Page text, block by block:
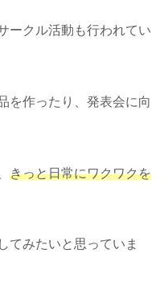
ークル活動も行われてい
を作ったり、発表会に向
きっと日常にワクワクを
てみたいと思っていま